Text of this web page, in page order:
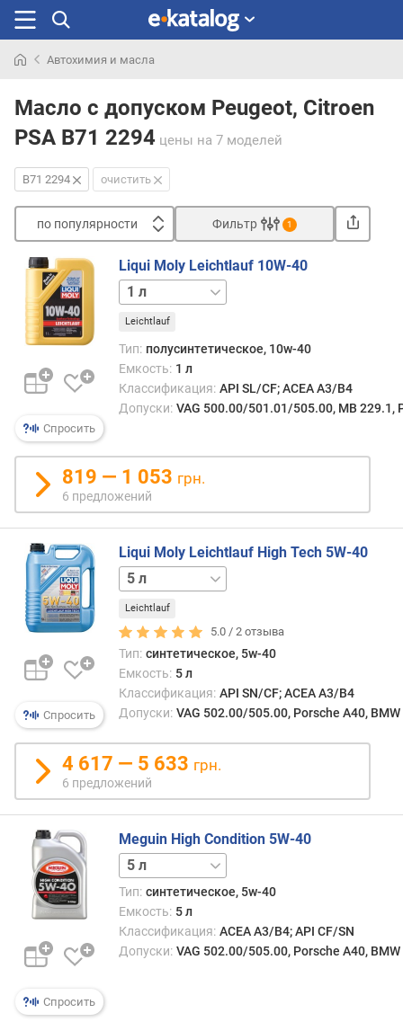
раньше
Автохимия и масла
Масло с допуском Peugeot, Citroen
PSA B71 2294 цены на 7 моделей
B71 2294 очистить
по популярности
п
о
п
о
у
л
р
н
с
о
т
д
е
ш
е
в
х
к
д
о
р
о
и
м
о
т
о
г
Фильтр 1
Спросить
Liqui Moly Leichtlauf 10W-40
4 л 20 л
Leichtlauf
Тип: полусинтетическое, 10w-40
Емкость: 1 л
Классификация: API SL/CF; ACEA A3/B4
Допуски: VAG 500.00/501.01/505.00, MB 229.1,
819 — 1 053 грн.
6 предложений
Спросить
Liqui Moly Leichtlauf High Tech 5W-40
1 л 4 л
Leichtlauf
5.0 /2 отзыва
Тип: синтетическое, 5w-40
Емкость: 5 л
Классификация: API SN/CF; ACEA A3/B4
Допуски: VAG 502.00/505.00, Porsche A40,
4 617 — 5 633 грн.
6 предложений
Спросить
Meguin High Condition 5W-40
1 л 60 л
Тип: синтетическое, 5w-40
Емкость: 5 л
Классификация: ACEA A3/B4; API CF/SN
Допуски: VAG 502.00/505.00, Porsche A40,